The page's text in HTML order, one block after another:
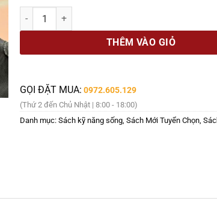
là:
MỘT ĐỜI AN LẠC - NHÂN SINH ĐƯỢC MẤT – Thu
THÊM VÀO GIỎ
GỌI ĐẶT MUA: 0972.605.129
(Thứ 2 đến Chủ Nhật | 8:00 - 18:00)
Danh mục:Sách kỹ năng sống,Sách Mới Tuyển Chọn,